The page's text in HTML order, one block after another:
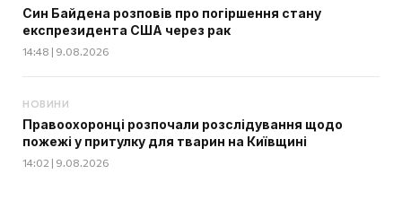
Син Байдена розповів про погіршення стану
експрезидента США через рак
14:48 | 9.08.2026
НОВИНИ
Правоохоронці розпочали розслідування щодо
пожежі у притулку для тварин на Київщині
14:02 | 9.08.2026